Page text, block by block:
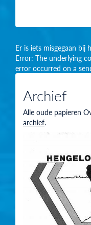
Er is iets misgegaan bij
Error: The underlying
error occurred on a
Archief
Alle oude papieren
archief.